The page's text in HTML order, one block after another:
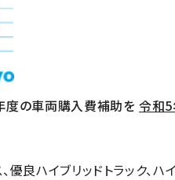
度の車両購入費補助を令和
良ハイブリッドトラック、